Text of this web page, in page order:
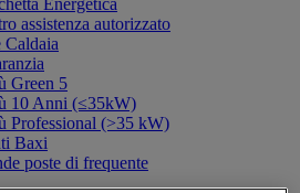
Energetica
assistenza autorizzato
Caldaia
Green 5
10 Anni (≤35kW)
Professional (>35 kW)
Baxi
poste di frequente